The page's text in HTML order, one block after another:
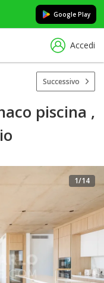
Google Play
Accedi
Successivo
piscina ,
1/14